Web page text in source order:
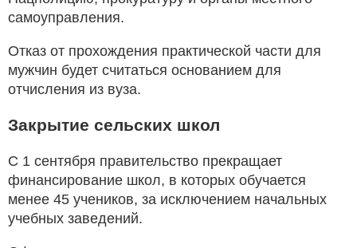
самоуправления.
Отказ от прохождения практической части для
мужчин будет считаться основанием для
отчисления из вуза.
Закрытие сельских школ
С 1 сентября правительство прекращает
финансирование школ, в которых обучается
менее 45 учеников, за исключением начальных
учебных заведений.